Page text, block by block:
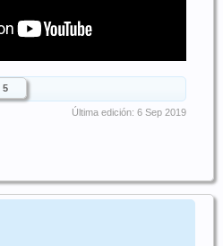
5
Última edición: 6 Sep 2019